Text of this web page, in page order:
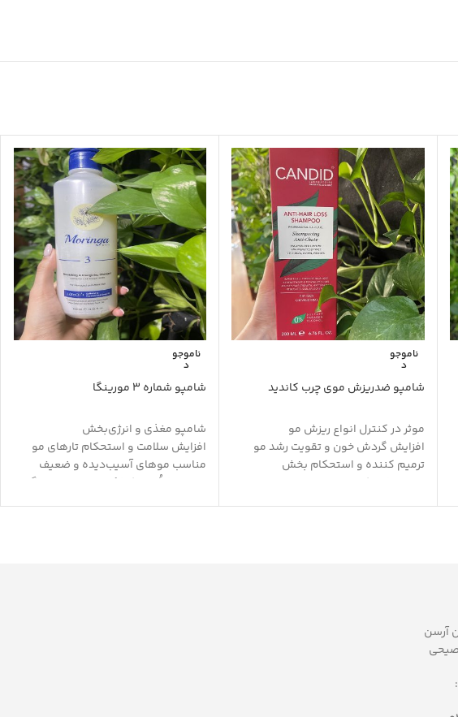
ناموجو
د
شامپو ضدریزش موی چرب کاندید
موثر در کنترل انواع ریزش مو
افزایش گردش خون و تقویت رشد مو
ترمیم کننده و استحکام بخش
تقویت فولیکول مو
ناموجو
د
شامپو شماره 3 مورینگا
شامپو مغذی و انرژی‌بخش
افزایش سلامت و استحکام تارهای مو
مناسب موهای آسیب‌دیده و ضعیف
حاوی لافا‌اُیل + کافئین و روغن دانه گل
آرسن